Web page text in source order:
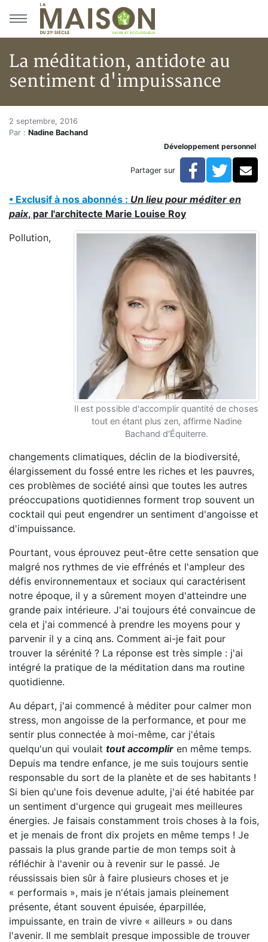
Aller au menu principal
Aller au contenu principal
La méditation, antidote au
sentiment d'impuissance
Accueil
Articles
La méditation, antidote au sentiment d'impuissance
La méditation, antidote au
2 septembre, 2016
Par : Nadine Bachand
Développement personnel
Partager sur Facebook
• Exclusif à nos abonnés : Un lieu pour méditer en
paix, par l'architecte Marie Louise Roy
Il est possible d'accomplir quantité de choses
tout en étant plus zen, affirme Nadine
Bachand d'Équiterre.
Pollution,
changements climatiques, déclin de la biodiversité,
élargissement du fossé entre les riches et les pauvres,
ces problèmes de société ainsi que toutes les autres
préoccupations quotidiennes forment trop souvent un
cocktail qui peut engendrer un sentiment d'angoisse et
d'impuissance.
Pourtant, vous éprouvez peut-être cette sensation que
malgré nos rythmes de vie effrénés et l'ampleur des
défis environnementaux et sociaux qui caractérisent
notre époque, il y a sûrement moyen d'atteindre une
grande paix intérieure. J'ai toujours été convaincue de
cela et j'ai commencé à prendre les moyens pour y
parvenir il y a cinq ans. Comment ai-je fait pour
trouver la sérénité ? La réponse est très simple : j'ai
intégré la pratique de la méditation dans ma routine
quotidienne.
Au départ, j'ai commencé à méditer pour calmer mon
stress, mon angoisse de la performance, et pour me
sentir plus connectée à moi-même, car j'étais
quelqu'un qui voulait tout accomplir en même temps.
Depuis ma tendre enfance, je me suis toujours sentie
responsable du sort de la planète et de ses habitants !
Si bien qu'une fois devenue adulte, j'ai été habitée par
un sentiment d'urgence qui grugeait mes meilleures
énergies. Je faisais constamment trois choses à la fois,
et je menais de front dix projets en même temps ! Je
passais la plus grande partie de mon temps soit à
réfléchir à l'avenir ou à revenir sur le passé. Je
réussissais bien sûr à faire plusieurs choses et je
« performais », mais je n'étais jamais pleinement
présente, étant souvent épuisée, éparpillée,
impuissante, en train de vivre « ailleurs » ou dans
l'avenir. Il me semblait presque impossible de trouver